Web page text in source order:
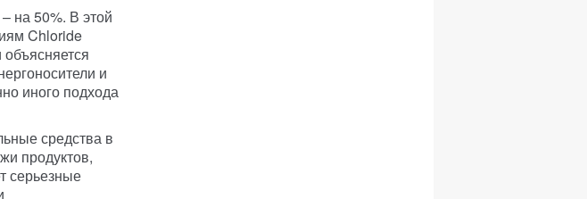
на 50%. В этой
Chloride
и
иного подхода
средства в
продуктов,
серьезные